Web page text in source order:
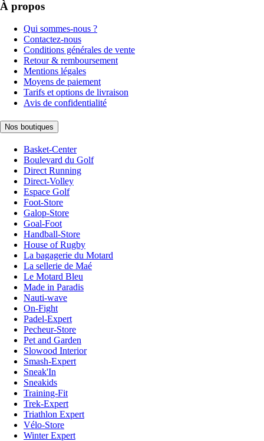
À propos
Qui sommes-nous ?
Contactez-nous
Conditions générales de vente
Retour & remboursement
Mentions légales
Moyens de paiement
Tarifs et options de livraison
Avis de confidentialité
Nos boutiques
Basket-Center
Boulevard du Golf
Direct Running
Direct-Volley
Espace Golf
Foot-Store
Galop-Store
Goal-Foot
Handball-Store
House of Rugby
La bagagerie du Motard
La sellerie de Maé
Le Motard Bleu
Made in Paradis
Nauti-wave
On-Fight
Padel-Expert
Pecheur-Store
Pet and Garden
Slowood Interior
Smash-Expert
Sneak'In
Sneakids
Training-Fit
Trek-Expert
Triathlon Expert
Vélo-Store
Winter Expert